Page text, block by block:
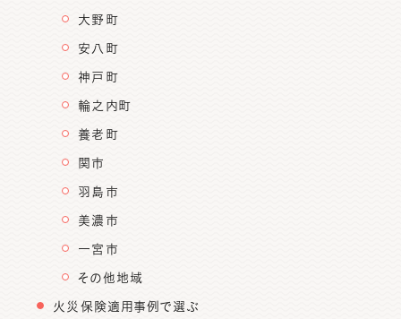
大野町
安八町
神戸町
輪之内町
養老町
関市
羽島市
美濃市
一宮市
その他地域
火災保険適用事例で選ぶ